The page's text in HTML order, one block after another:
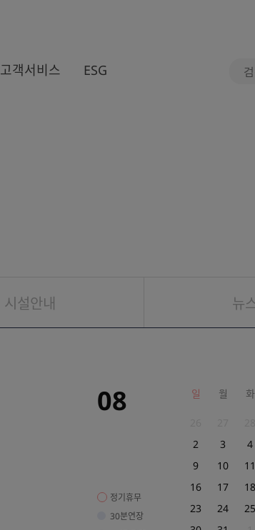
고객서비스 ESG
시설안내 뉴
08
정기휴무
30분연장
일 월 화
2
3 4
9
10 11
16
17 18
23
24 25